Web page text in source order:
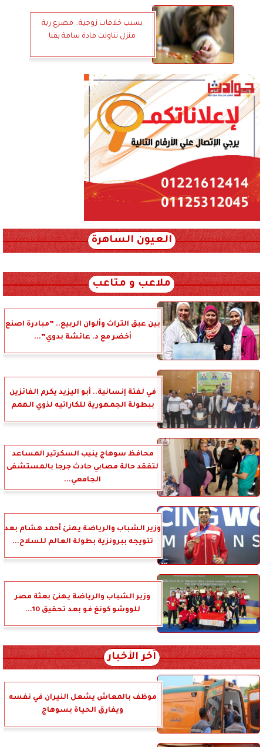
بسبب خلافات زوجية.. مصرع ربة
منزل تناولت مادة سامة بقنا
العيون الساهرة
ملاعب و متاعب
بين عبق التراث وألوان الربيع.. ”مبادرة اصنع
أخضر مع د. عائشة بدوي”...
في لفتة إنسانية.. أبو اليزيد يكرم الفائزين
ببطولة الجمهورية للكاراتيه لذوي الهمم
محافظ سوهاج ينيب السكرتير المساعد
لتفقد حالة مصابي حادث جرجا بالمستشفى
الجامعي...
وزير الشباب والرياضة يهنئ أحمد هشام بعد
تتويجه ببرونزية بطولة العالم للسلاح...
وزير الشباب والرياضة يهنئ بعثة مصر
للووشو كونغ فو بعد تحقيق 10...
آخر الأخبار
موظف بالمعاش يشعل النيران في نفسه
ويفارق الحياة بسوهاج